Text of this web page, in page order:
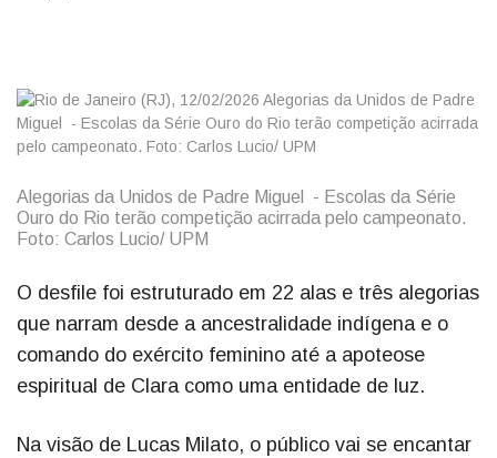
Alegorias da Unidos de Padre Miguel - Escolas da Série
Ouro do Rio terão competição acirrada pelo campeonato.
Foto: Carlos Lucio/ UPM
O desfile foi estruturado em 22 alas e três alegorias
que narram desde a ancestralidade indígena e o
comando do exército feminino até a apoteose
espiritual de Clara como uma entidade de luz.
Na visão de Lucas Milato, o público vai se encantar